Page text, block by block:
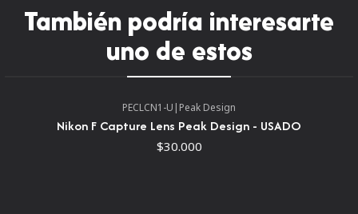
Simplemente conecte el clip y el adaptador del kit de lentes
incluido a una mochila, correa, bolsa o cinturón. Con el
CaptureLENS puedes cambiar las lentes con una mano,
mientras que, al mismo tiempo, tienes un lugar conveniente
adicional es que al guardar el objetivo fuera de la bolsa de la
cámara, se liberará espacio para otro equipo.
También podría interesarte
uno de estos
PECLCN1-U | Peak Design
Nikon F Capture Lens Peak Design - USADO
$30.000